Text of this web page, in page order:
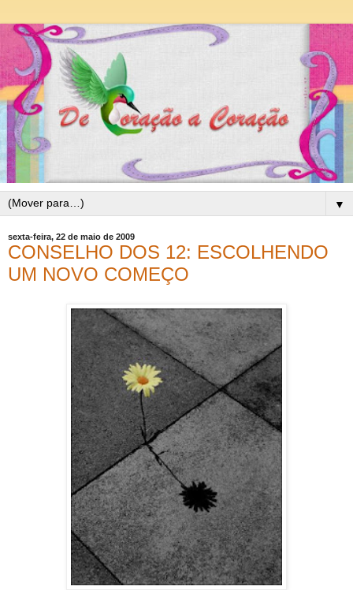
▼
sexta-feira, 22 de maio de 2009
CONSELHO DOS 12: ESCOLHENDO
UM NOVO COMEÇO